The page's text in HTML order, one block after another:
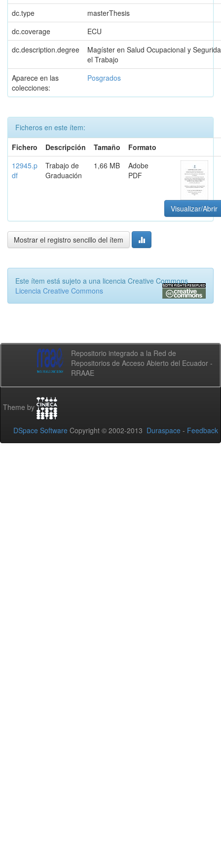
dc.type
masterThesis
dc.coverage
ECU
dc.description.degree
Magíster en Salud Ocupacional y
el Trabajo
Aparece en las
colecciones:
Posgrados
Ficheros en este ítem:
Fichero
Descripción Tamaño
Formato
12945.p
df
Trabajo de
Graduación
1,66 MB
Adobe
PDF
Visualizar/Abrir
Mostrar el registro sencillo del ítem
Este ítem está sujeto a una licencia Creative Commons
Licencia Creative Commons
Repositorio integrado a la Red de
Repositorios de Acceso Abierto del Ecuador -
RRAAE
Theme by
DSpace Software Copyright © 2002-2013 Duraspace - Feedback